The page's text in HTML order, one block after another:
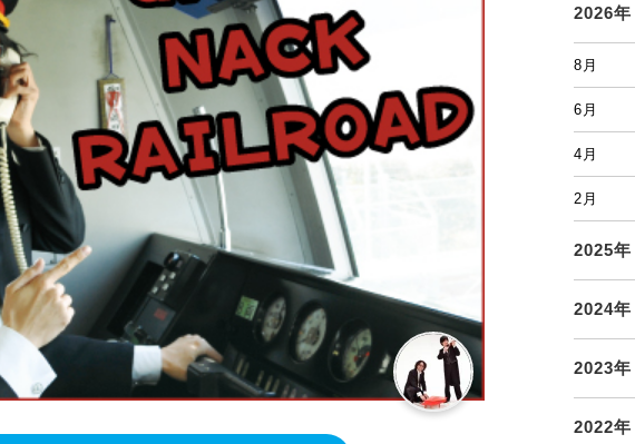
2026年
8月
6月
4月
2月
2025年
2024年
2023年
2022年